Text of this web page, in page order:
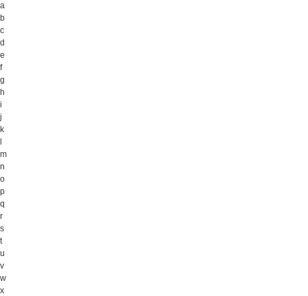
a
b
c
d
e
f
g
h
i
j
k
m
n
o
p
q
r
s
t
u
v
w
x